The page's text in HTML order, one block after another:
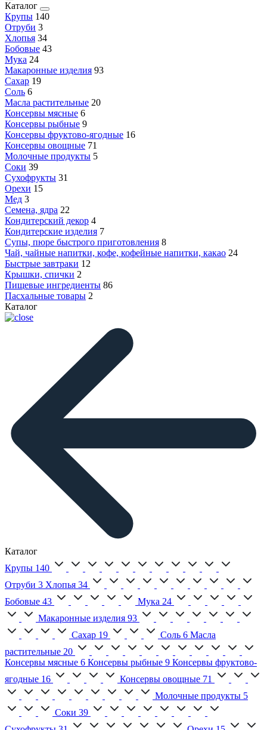
Каталог
Крупы 140
Отруби 3
Хлопья 34
Бобовые 43
Мука 24
Макаронные изделия 93
Сахар 19
Соль 6
Масла растительные 20
Консервы мясные 6
Консервы рыбные 9
Консервы фруктово-ягодные 16
Консервы овощные 71
Молочные продукты 5
Соки 39
Сухофрукты 31
Орехи 15
Мед 3
Семена, ядра 22
Кондитерский декор 4
Кондитерские изделия 7
Супы, пюре быстрого приготовления 8
Чай, чайные напитки, кофе, кофейные напитки, какао 24
Быстрые завтраки 12
Крышки, спички 2
Пищевые ингредиенты 86
Пасхальные товары 2
Каталог
Каталог
Крупы 140
Отруби 3 Хлопья 34
Бобовые 43 Мука 24
Макаронные изделия 93
Сахар 19 Соль 6 Масла
растительные 20
Консервы мясные 6 Консервы рыбные 9 Консервы фруктово-
ягодные 16 Консервы овощные 71
Молочные продукты 5
Соки 39